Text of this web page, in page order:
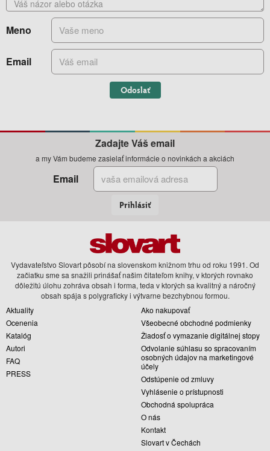
Meno
Email
Odoslať
Zadajte Váš email
a my Vám budeme zasielať informácie o novinkách a akciách
Email
Prihlásiť
Vydavateľstvo Slovart pôsobí na slovenskom knižnom trhu od roku 1991. Od
začiatku sme sa snažili prinášať našim čitateľom knihy, v ktorých rovnako
dôležitú úlohu zohráva obsah i forma, teda v ktorých sa kvalitný a náročný
obsah spája s polygraficky i výtvarne bezchybnou formou.
Aktuality
Ocenenia
Katalóg
Autori
FAQ
PRESS
Ako nakupovať
Všeobecné obchodné podmienky
Žiadosť o vymazanie digitálnej stopy
Odvolanie súhlasu so spracovaním
osobných údajov na marketingové
účely
Odstúpenie od zmluvy
Vyhlásenie o prístupnosti
Obchodná spolupráca
O nás
Kontakt
Slovart v Čechách